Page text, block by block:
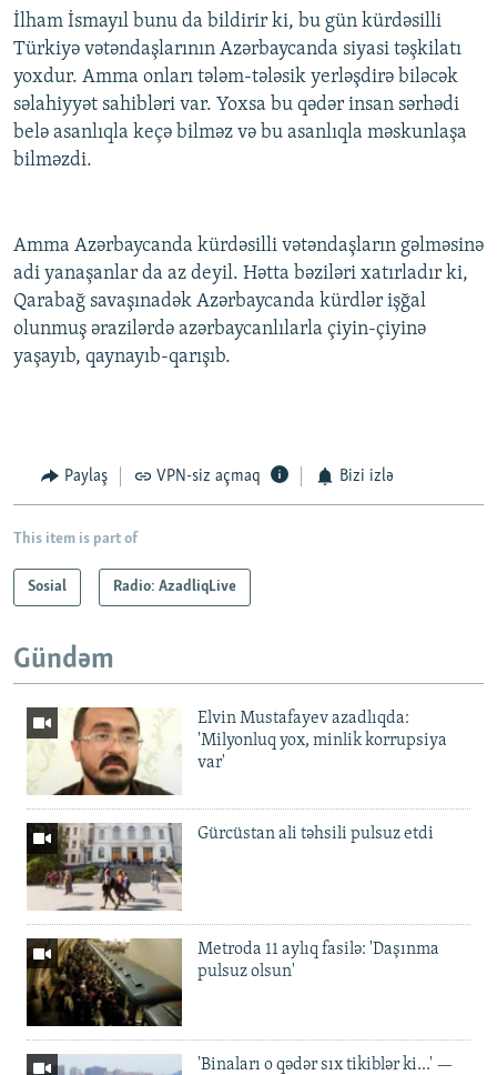
İlham İsmayıl bunu da bildirir ki, bu gün kürdəsilli
Türkiyə vətəndaşlarının Azərbaycanda siyasi təşkilatı
yoxdur. Amma onları tələm-tələsik yerləşdirə biləcək
səlahiyyət sahibləri var. Yoxsa bu qədər insan sərhədi
belə asanlıqla keçə bilməz və bu asanlıqla məskunlaşa
bilməzdi.
Amma Azərbaycanda kürdəsilli vətəndaşların gəlməsinə
adi yanaşanlar da az deyil. Hətta bəziləri xatırladır ki,
Qarabağ savaşınadək Azərbaycanda kürdlər işğal
olunmuş ərazilərdə azərbaycanlılarla çiyin-çiyinə
yaşayıb, qaynayıb-qarışıb.
Paylaş VPN-siz açmaq Bizi izlə
This item is part of
Sosial Radio: AzadliqLive
Gündəm
Elvin Mustafayev azadlıqda:
'Milyonluq yox, minlik korrupsiya
var'
Gürcüstan ali təhsili pulsuz etdi
Metroda 11 aylıq fasilə: 'Daşınma
pulsuz olsun'
'Binaları o qədər sıx tikiblər ki...' —